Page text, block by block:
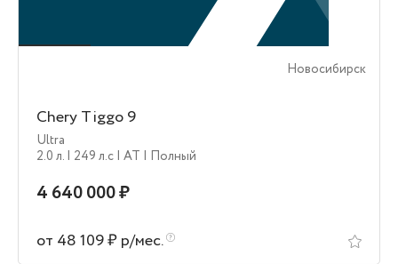
Новосибирск
Chery Tiggo 9
Ultra
2.0 л. | 249 л.c | AT | Полный
4 640 000 ₽
от 48 109 ₽ р/мес.